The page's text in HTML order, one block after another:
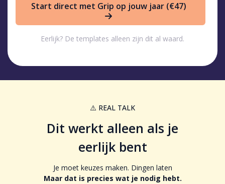
Start direct met Grip op jouw jaar (€47)
Eerlijk? De templates alleen zijn dit al waard.
⚠️ REAL TALK
Dit werkt alleen als je
eerlijk bent
Je moet keuzes maken. Dingen laten
Maar dat is precies wat je nodig hebt.